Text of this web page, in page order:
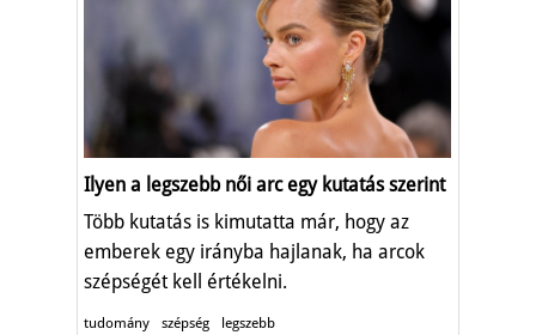
Ilyen a legszebb női arc egy kutatás szerint
Több kutatás is kimutatta már, hogy az
emberek egy irányba hajlanak, ha arcok
szépségét kell értékelni.
tudomány szépség legszebb